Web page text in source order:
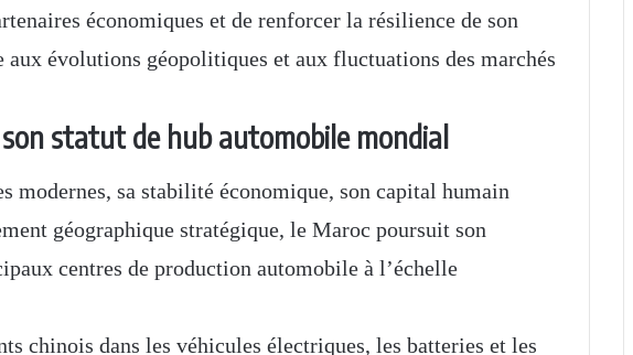
économiques et de renforcer la résilience de son
évolutions géopolitiques et aux fluctuations des marchés
statut de hub automobile mondial
modernes, sa stabilité économique, son capital humain
géographique stratégique, le Maroc poursuit son
centres de production automobile à l’échelle
chinois dans les véhicules électriques, les batteries et les